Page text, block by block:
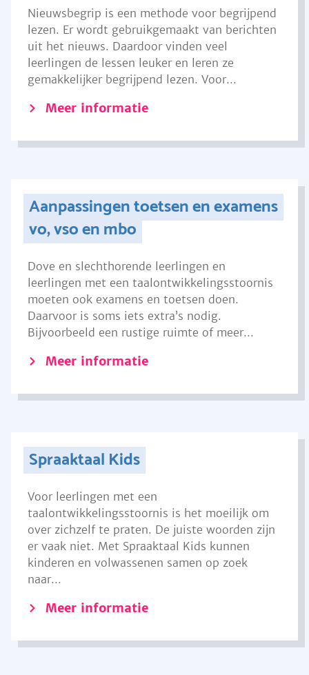
Nieuwsbegrip is een methode voor begrijpend
lezen. Er wordt gebruikgemaakt van berichten
uit het nieuws. Daardoor vinden veel
leerlingen de lessen leuker en leren ze
gemakkelijker begrijpend lezen. Voor...
Meer informatie
Aanpassingen toetsen en examens
vo, vso en mbo
Dove en slechthorende leerlingen en
leerlingen met een taalontwikkelingsstoornis
moeten ook examens en toetsen doen.
Daarvoor is soms iets extra’s nodig.
Bijvoorbeeld een rustige ruimte of meer...
Meer informatie
Spraaktaal Kids
Voor leerlingen met een
taalontwikkelingsstoornis is het moeilijk om
over zichzelf te praten. De juiste woorden zijn
er vaak niet. Met Spraaktaal Kids kunnen
kinderen en volwassenen samen op zoek
naar...
Meer informatie